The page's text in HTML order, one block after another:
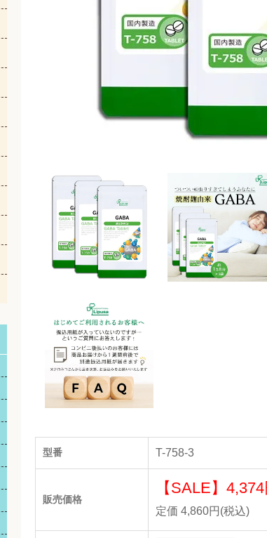
型番 T-758-3
販売価格
【SALE】
定価 4,860円(税込)